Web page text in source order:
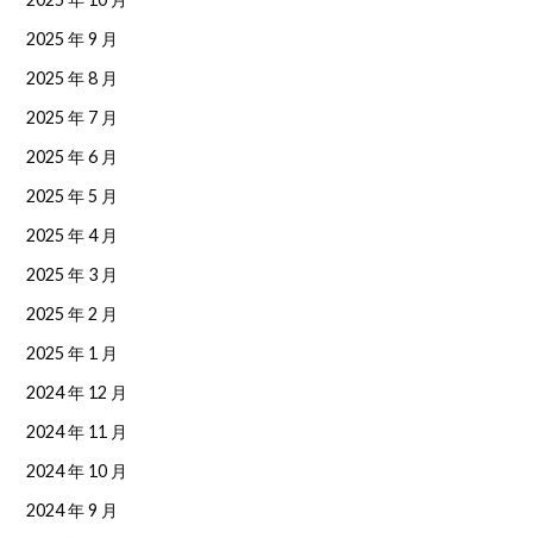
2025 年 9 月
2025 年 8 月
2025 年 7 月
2025 年 6 月
2025 年 5 月
2025 年 4 月
2025 年 3 月
2025 年 2 月
2025 年 1 月
2024 年 12 月
2024 年 11 月
2024 年 10 月
2024 年 9 月